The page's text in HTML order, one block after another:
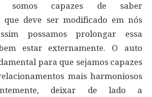
somos capazes de saber
que deve ser modificado em nós
possamos prolongar essa
estar externamente. O auto
para que sejamos capazes
mais harmoniosos
deixar de lado a